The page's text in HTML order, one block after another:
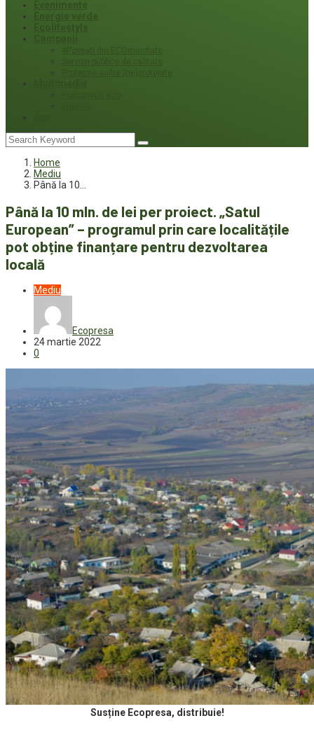
Home
Mediu
Până la 10…
Până la 10 mln. de lei per proiect. „Satul
European” – programul prin care localitățile
pot obține finanțare pentru dezvoltarea
locală
Mediu
Ecopresa
24 martie 2022
0
Susține Ecopresa, distribuie!